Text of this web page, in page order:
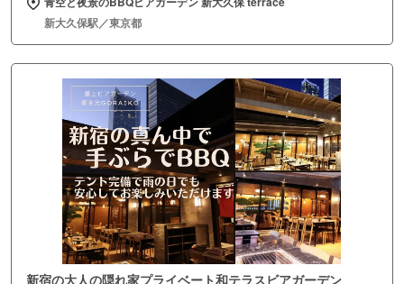
新大久保駅／東京都
新宿の大人の隠れ家プライベート和テラスビアガーデン